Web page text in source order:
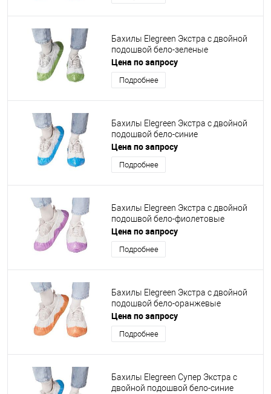
Бахилы Elegreen Экстра с двойной
подошвой бело-зеленые
Цена по запросу
Подробнее
Бахилы Elegreen Экстра с двойной
подошвой бело-синие
Цена по запросу
Подробнее
Бахилы Elegreen Экстра с двойной
подошвой бело-фиолетовые
Цена по запросу
Подробнее
Бахилы Elegreen Экстра с двойной
подошвой бело-оранжевые
Цена по запросу
Подробнее
Бахилы Elegreen Супер Экстра с
двойной подошвой бело-синие